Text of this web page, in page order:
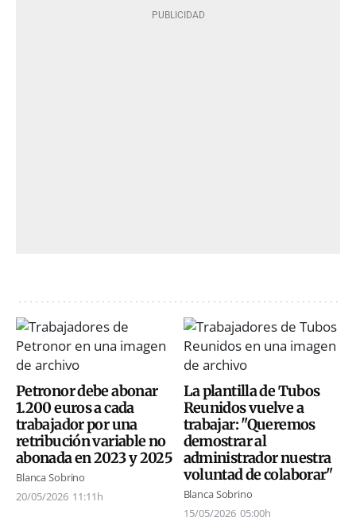
Petronor debe abonar
1.200 euros a cada
trabajador por una
retribución variable no
abonada en 2023 y 2025
Blanca Sobrino
20/05/2026 11:11h
La plantilla de Tubos
Reunidos vuelve a
trabajar: "Queremos
demostrar al
administrador nuestra
voluntad de colaborar"
Blanca Sobrino
15/05/2026 05:00h